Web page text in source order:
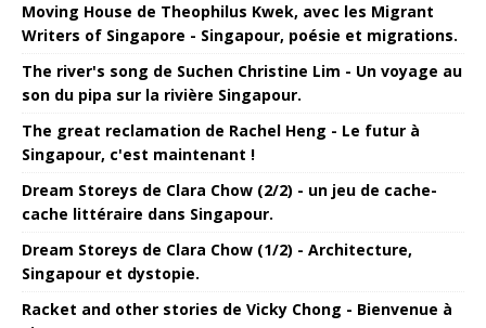
Moving House de Theophilus Kwek, avec les Migrant
Writers of Singapore - Singapour, poésie et migrations.
The river's song de Suchen Christine Lim - Un voyage au
son du pipa sur la rivière Singapour.
The great reclamation de Rachel Heng - Le futur à
Singapour, c'est maintenant !
Dream Storeys de Clara Chow (2/2) - un jeu de cache-
cache littéraire dans Singapour.
Dream Storeys de Clara Chow (1/2) - Architecture,
Singapour et dystopie.
Racket and other stories de Vicky Chong - Bienvenue à